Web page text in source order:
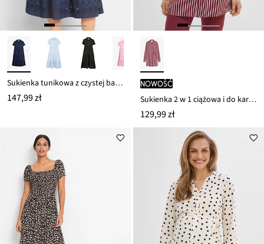
Sukienka tunikowa z czystej bawełny z ażurowym haftem
147,99 zł
nowość
Sukienka 2 w 1 ciążowa i do karmienia, z lejącej wiskozy
129,99 zł